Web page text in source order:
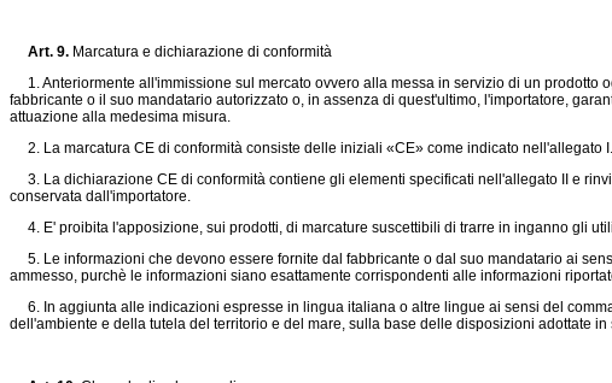
Art. 9. Marcatura e dichiarazione di conformità
1. Anteriormente all'immissione sul mercato ovvero alla messa in servizio di un prodotto
fabbricante o il suo mandatario autorizzato o, in assenza di quest'ultimo, l'importatore,
attuazione alla medesima misura.
2. La marcatura CE di conformità consiste delle iniziali «CE» come indicato nell'allegato I.
3. La dichiarazione CE di conformità contiene gli elementi specificati nell'allegato II e
conservata dall'importatore.
4. E' proibita l'apposizione, sui prodotti, di marcature suscettibili di trarre in inganno gli
5. Le informazioni che devono essere fornite dal fabbricante o dal suo mandatario ai
ammesso, purchè le informazioni siano esattamente corrispondenti alle informazioni
6. In aggiunta alle indicazioni espresse in lingua italiana o altre lingue ai sensi del
dell'ambiente e della tutela del territorio e del mare, sulla base delle disposizioni adottate